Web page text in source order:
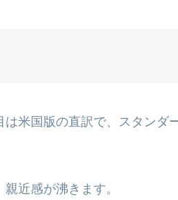
米国版の直訳で、スタンダ
近感が沸きます。